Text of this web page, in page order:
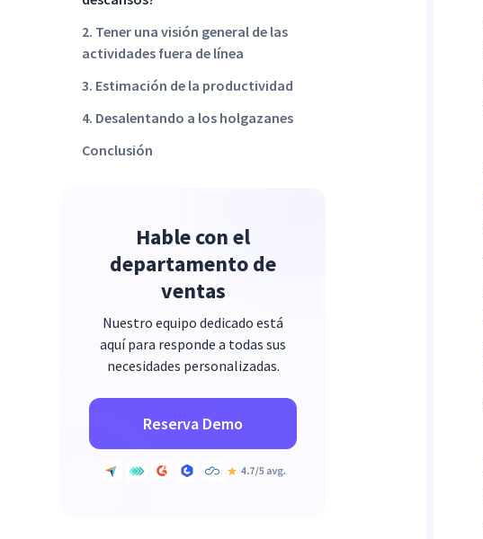
2. Tener una visión general de las
actividades fuera de línea
3. Estimación de la productividad
4. Desalentando a los holgazanes
Conclusión
Hable con el
departamento de
ventas
Nuestro equipo dedicado está
aquí para responde a todas sus
necesidades personalizadas.
Reserva Demo